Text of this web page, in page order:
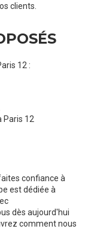
clients.
12 :
Paris 12
confiance à
est dédiée à
dès aujourd'hui
comment nous